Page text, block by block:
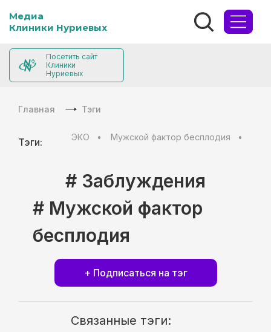
Медиа
Клиники Нуриевых
Посетить сайт
Клиники
Нуриевых
Главная Тэги
Тэги: ЭКО Мужской фактор бесплодия
# Заблуждения
# Мужской фактор
бесплодия
+ Подписаться на тэг
Связанные тэги: